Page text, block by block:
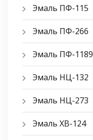
Эмаль ПФ-115
Эмаль ПФ-266
Эмаль ПФ-1189
Эмаль НЦ-132
Эмаль НЦ-273
Эмаль ХВ-124